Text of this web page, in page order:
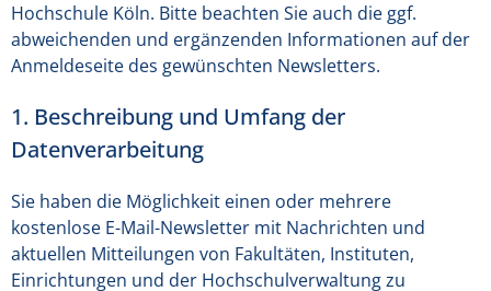
Hochschule Köln. Bitte beachten Sie auch die ggf.
abweichenden und ergänzenden Informationen auf der
Anmeldeseite des gewünschten Newsletters.
1. Beschreibung und Umfang der
Datenverarbeitung
Sie haben die Möglichkeit einen oder mehrere
kostenlose E-Mail-Newsletter mit Nachrichten und
aktuellen Mitteilungen von Fakultäten, Instituten,
Einrichtungen und der Hochschulverwaltung zu